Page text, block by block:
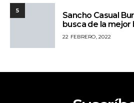
5
Sancho Casual
busca de la mejor
22 FEBRERO, 2022